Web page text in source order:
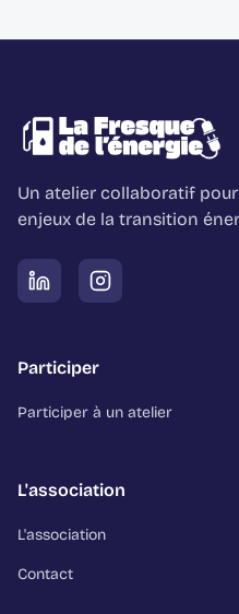
Un atelier collaboratif
enjeux de la transition
Participer
Participer à un atelier
L'association
L'association
Contact